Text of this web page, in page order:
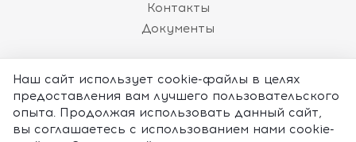
Контакты
Документы
(пн-пт 10:00 до 18:00 МСК)
ЗАКАЗАТЬ ЗВОНОК
Наш сайт использует cookie-файлы в целях
предоставления вам лучшего пользовательского
опыта. Продолжая использовать данный сайт,
вы соглашаетесь с использованием нами cookie-